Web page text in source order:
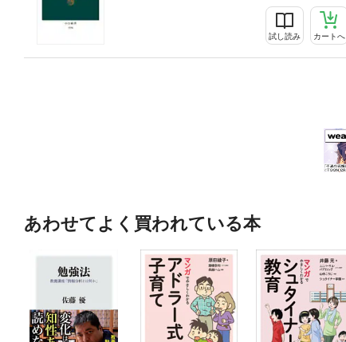
試し読み カートへ
あわせてよく買われている本